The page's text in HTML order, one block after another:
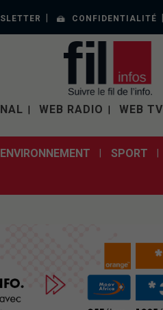
CONFIDENTIALITÉ
WEB RADIO WEB TV
ENVIRONNEMENT SPORT